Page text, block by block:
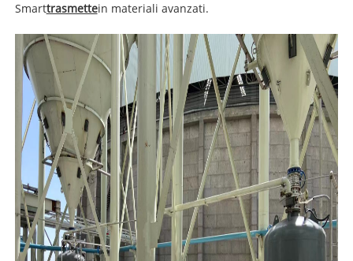
Smarttrasmettein materiali avanzati.